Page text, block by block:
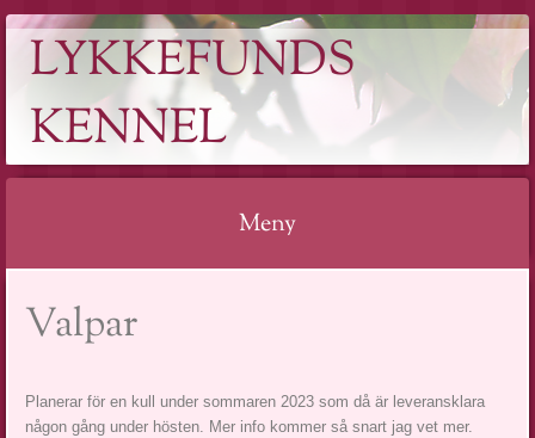
LYKKEFUNDS
KENNEL
Meny
Valpar
Planerar för en kull under sommaren 2023 som då är leveransklara
någon gång under hösten. Mer info kommer så snart jag vet mer.